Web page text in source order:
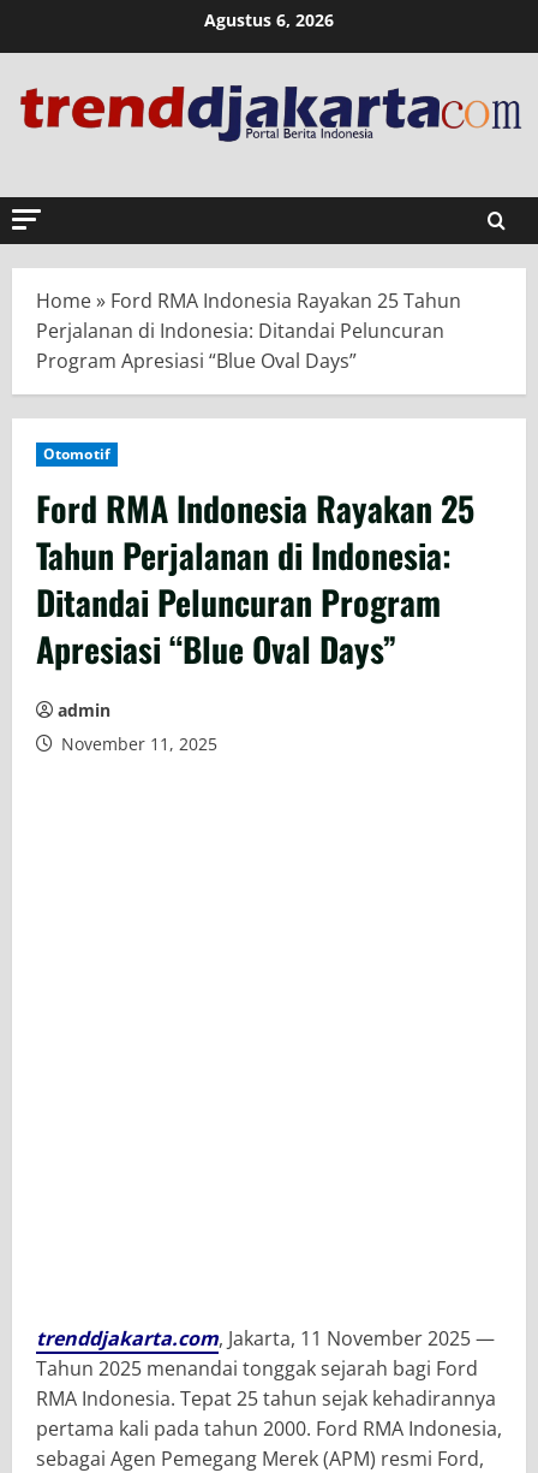
Agustus 6, 2026
Home» Ford RMA Indonesia Rayakan 25 Tahun
Perjalanan di Indonesia: Ditandai Peluncuran
Program Apresiasi “Blue Oval Days”
Otomotif
Ford RMA Indonesia Rayakan 25
Tahun Perjalanan di Indonesia:
Ditandai Peluncuran Program
Apresiasi “Blue Oval Days”
admin
November 11, 2025
trenddjakarta.com, Jakarta, 11 November 2025 —
Tahun 2025 menandai tonggak sejarah bagi Ford
RMA Indonesia. Tepat 25 tahun sejak kehadirannya
pertama kali pada tahun 2000. Ford RMA Indonesia,
sebagai Agen Pemegang Merek (APM) resmi Ford,